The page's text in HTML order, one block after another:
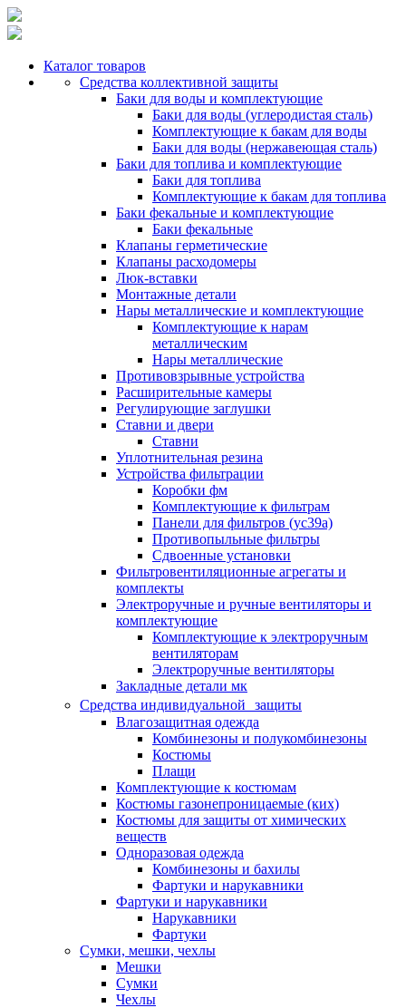
Каталог товаров
Средства коллективной защиты
Баки для воды и комплектующие
Баки для воды (углеродистая сталь)
Комплектующие к бакам для воды
Баки для воды (нержавеющая сталь)
Баки для топлива и комплектующие
Баки для топлива
Комплектующие к бакам для топлива
Баки фекальные и комплектующие
Баки фекальные
Клапаны герметические
Клапаны расходомеры
Люк-вставки
Монтажные детали
Нары металлические и комплектующие
Комплектующие к нарам
металлическим
Нары металлические
Противовзрывные устройства
Расширительные камеры
Регулирующие заглушки
Ставни и двери
Ставни
Уплотнительная резина
Устройства фильтрации
Коробки фм
Комплектующие к фильтрам
Панели для фильтров (ус39а)
Противопыльные фильтры
Сдвоенные установки
Фильтровентиляционные агрегаты и
комплекты
Электроручные и ручные вентиляторы и
комплектующие
Комплектующие к электроручным
вентиляторам
Электроручные вентиляторы
Закладные детали мк
Средства индивидуальной защиты
Влагозащитная одежда
Комбинезоны и полукомбинезоны
Костюмы
Плащи
Комплектующие к костюмам
Костюмы газонепроницаемые (ких)
Костюмы для защиты от химических
веществ
Одноразовая одежда
Комбинезоны и бахилы
Фартуки и нарукавники
Фартуки и нарукавники
Нарукавники
Фартуки
Сумки, мешки, чехлы
Мешки
Сумки
Чехлы